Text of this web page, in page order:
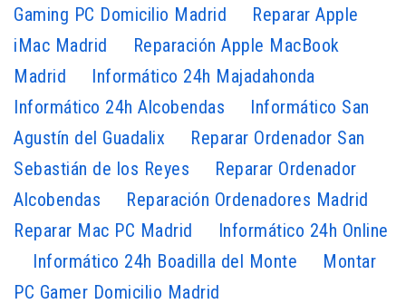
Gaming PC Domicilio Madrid
Reparar Apple
iMac Madrid
Reparación Apple MacBook
Madrid
Informático 24h Majadahonda
Informático 24h Alcobendas
Informático San
Agustín del Guadalix
Reparar Ordenador San
Sebastián de los Reyes
Reparar Ordenador
Alcobendas
Reparación Ordenadores Madrid
Reparar Mac PC Madrid
Informático 24h Online
Informático 24h Boadilla del Monte
Montar
PC Gamer Domicilio Madrid